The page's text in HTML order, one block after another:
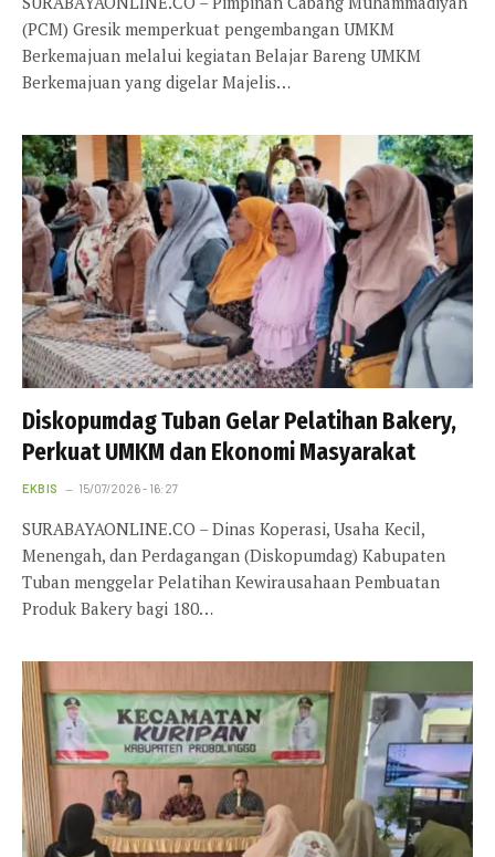
(PCM) Gresik memperkuat pengembangan UMKM
Berkemajuan melalui kegiatan Belajar Bareng UMKM
Berkemajuan yang digelar Majelis…
Diskopumdag Tuban Gelar Pelatihan Bakery,
Perkuat UMKM dan Ekonomi Masyarakat
EKBIS 15/07/2026 - 16:27
SURABAYAONLINE.CO – Dinas Koperasi, Usaha Kecil,
Menengah, dan Perdagangan (Diskopumdag) Kabupaten
Tuban menggelar Pelatihan Kewirausahaan Pembuatan
Produk Bakery bagi 180…